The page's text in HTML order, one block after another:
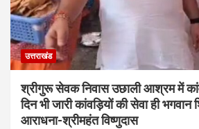
उत्तराखंड
श्रीगुरू सेवक निवास उछाली आश्रम में
दिन भी जारी कांवड़ियों की सेवा ही भगवान
आराधना-श्रीमहंत विष्णुदास